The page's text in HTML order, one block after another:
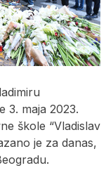
3. maja 2023.
škole “Vladislav
je za danas,